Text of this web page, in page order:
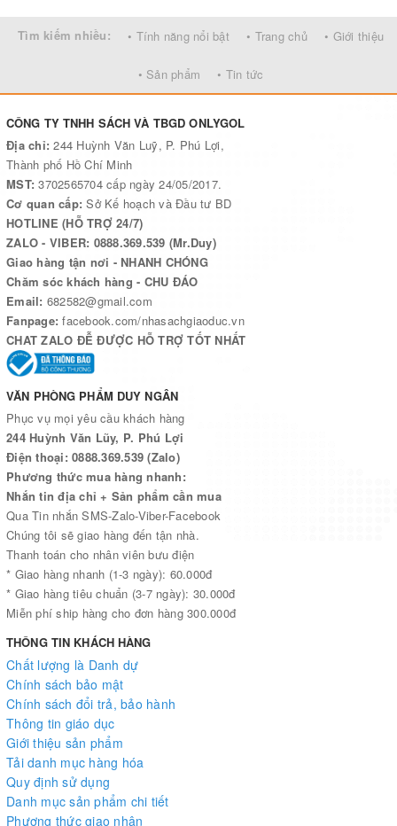
Tìm kiếm nhiều: • Tính năng nổi bật • Trang chủ • Giới thiệu
• Sản phẩm • Tin tức
CÔNG TY TNHH SÁCH VÀ TBGD ONLYGOL
Địa chỉ:244 Huỳnh Văn Luỹ, P. Phú Lợi,
Thành phố Hồ Chí Minh
MST:3702565704 cấp ngày 24/05/2017.
Cơ quan cấp:Sở Kế hoạch và Đầu tư BD
HOTLINE (HỖ TRỢ 24/7)
ZALO - VIBER: 0888.369.539 (Mr.Duy)
Giao hàng tận nơi - NHANH CHÓNG
Chăm sóc khách hàng - CHU ĐÁO
Email: 682582@gmail.com
Fanpage:facebook.com/nhasachgiaoduc.vn
CHAT ZALO ĐỄ ĐƯỢC HỖ TRỢ TỐT NHẤT
VĂN PHÒNG PHẨM DUY NGÂN
Phục vụ mọi yêu cầu khách hàng
244 Huỳnh Văn Lũy, P. Phú Lợi
Điện thoại: 0888.369.539 (Zalo)
Phương thức mua hàng nhanh:
Nhắn tin địa chỉ + Sản phẩm cần mua
Qua Tin nhắn SMS-Zalo-Viber-Facebook
Chúng tôi sẽ giao hàng đến tận nhà.
Thanh toán cho nhân viên bưu điện
* Giao hàng nhanh (1-3 ngày): 60.000đ
* Giao hàng tiêu chuẩn (3-7 ngày): 30.000đ
Miễn phí ship hàng cho đơn hàng 300.000đ
THÔNG TIN KHÁCH HÀNG
Chất lượng là Danh dự
Chính sách bảo mật
Chính sách đổi trả, bảo hành
Thông tin giáo dục
Giới thiệu sản phẩm
Tải danh mục hàng hóa
Quy định sử dụng
Danh mục sản phẩm chi tiết
Phương thức giao nhận